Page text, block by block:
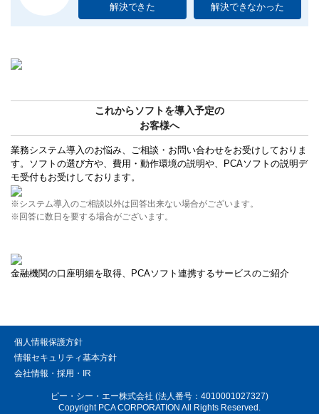
解決できた 解決できなかった
これからソフトを導入予定の
お客様へ
業務システム導入のお悩み、ご相談・お問い合わせをお受けしておりま
す。ソフトの選び方や、費用・動作環境の説明や、PCAソフトの説明デ
モ受付もお受けしております。
※システム導入のご相談以外は回答出来ない場合がございます。
※回答に数日を要する場合がございます。
金融機関の口座明細を取得、PCAソフト連携するサービスのご紹介
個人情報保護方針
情報セキュリティ基本方針
会社情報・採用・IR
ピー・シー・エー株式会社 (法人番号：4010001027327)
Copyright PCA CORPORATION All Rights Reserved.